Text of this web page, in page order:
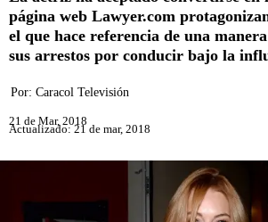
página web Lawyer.com
el que hace referencia de una
sus arrestos por conducir bajo la
Por: Caracol Televisión
21 de Mar, 2018
Actualizado: 21 de mar, 2018